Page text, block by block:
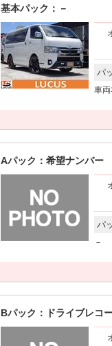
基本パック：－
パ
車両
Aパック：希望ナンバー
パ
－
Bパック：ドライブレコ